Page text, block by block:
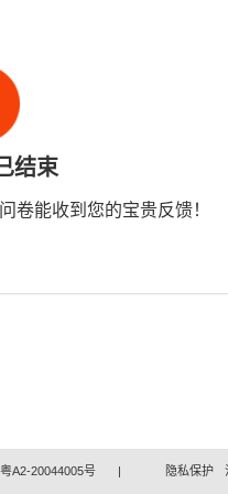
结束
卷能收到您的宝贵反馈！
A2-20044005号 | 隐私保护